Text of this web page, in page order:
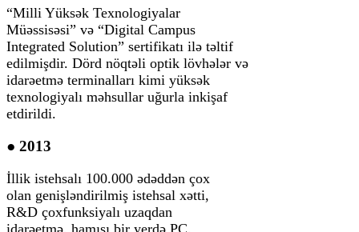
“Milli Yüksək Texnologiyalar
Müəssisəsi” və “Digital Campus
Integrated Solution” sertifikatı ilə təltif
edilmişdir. Dörd nöqtəli optik lövhələr və
idarəetmə terminalları kimi yüksək
texnologiyalı məhsullar uğurla inkişaf
etdirildi.
● 2013
İllik istehsalı 100.000 ədəddən çox
olan genişləndirilmiş istehsal xətti,
R&D çoxfunksiyalı uzaqdan
idarəetmə, hamısı bir yerdə PC.